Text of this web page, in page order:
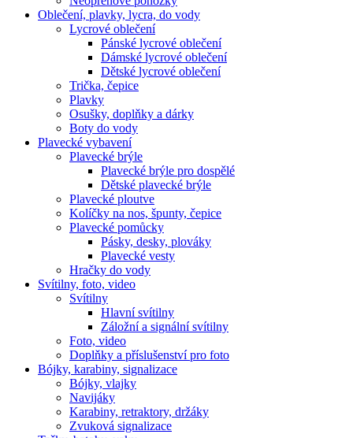
Oblečení, plavky, lycra, do vody
Lycrové oblečení
Pánské lycrové oblečení
Dámské lycrové oblečení
Dětské lycrové oblečení
Trička, čepice
Plavky
Osušky, doplňky a dárky
Boty do vody
Plavecké vybavení
Plavecké brýle
Plavecké brýle pro dospělé
Dětské plavecké brýle
Plavecké ploutve
Kolíčky na nos, špunty, čepice
Plavecké pomůcky
Pásky, desky, plováky
Plavecké vesty
Hračky do vody
Svítilny, foto, video
Svítilny
Hlavní svítilny
Záložní a signální svítilny
Foto, video
Doplňky a příslušenství pro foto
Bójky, karabiny, signalizace
Bójky, vlajky
Navijáky
Karabiny, retraktory, držáky
Zvuková signalizace